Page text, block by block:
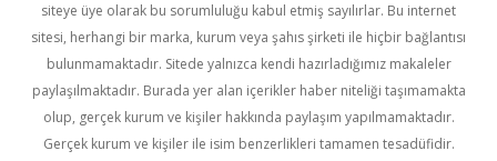
siteye üye olarak bu sorumluluğu kabul etmiş sayılırlar. Bu internet
sitesi, herhangi bir marka, kurum veya şahıs şirketi ile hiçbir bağlantısı
bulunmamaktadır. Sitede yalnızca kendi hazırladığımız makaleler
paylaşılmaktadır. Burada yer alan içerikler haber niteliği taşımamakta
olup, gerçek kurum ve kişiler hakkında paylaşım yapılmamaktadır.
Gerçek kurum ve kişiler ile isim benzerlikleri tamamen tesadüfidir.